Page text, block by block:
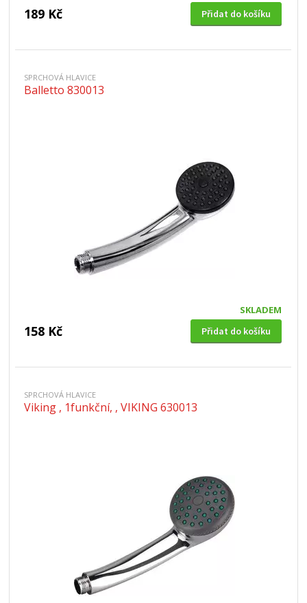
189 Kč Přidat do košíku
SPRCHOVÁ HLAVICE
Balletto 830013
SKLADEM
158 Kč Přidat do košíku
SPRCHOVÁ HLAVICE
Viking , 1funkční, , VIKING 630013